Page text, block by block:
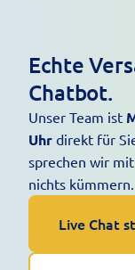
Echte
Chatbot.
Unser Team ist
Uhr direkt für
sprechen wir
nichts kümmern.
Live Chat